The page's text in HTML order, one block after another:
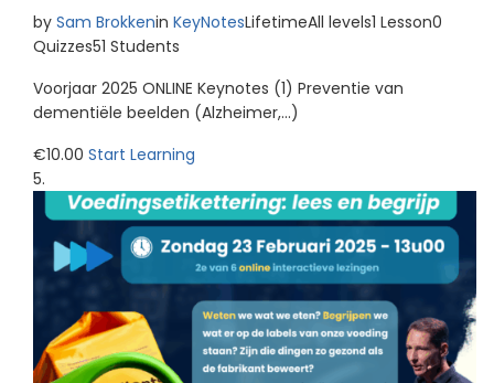
by Sam Brokkenin KeyNotesLifetimeAll levels1 Lesson0
Quizzes51 Students
Voorjaar 2025 ONLINE Keynotes (1) Preventie van
dementiële beelden (Alzheimer,…)
€10.00 Start Learning